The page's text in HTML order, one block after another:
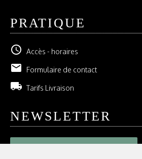
PRATIQUE
schedule Accès - horaires
email Formulaire de contact
local_shipping Tarifs Livraison
NEWSLETTER
GESTION DE VOS ABONNEMENTS